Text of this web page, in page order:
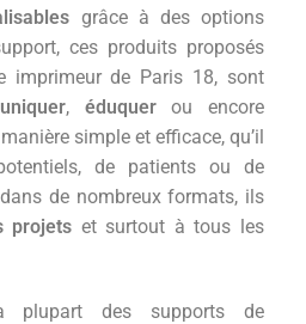
grâce à des options
ces produits proposés
imprimeur de Paris 18, sont
, éduquerou encore
simple et efficace, qu’il
de patients ou de
de nombreux formats, ils
projets et surtout à tous les
des supports de